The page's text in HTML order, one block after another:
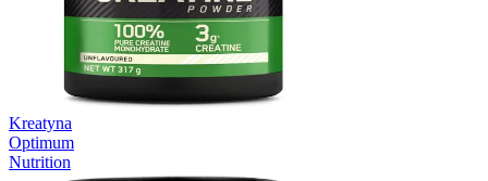
Kreatyna
Optimum
Nutrition